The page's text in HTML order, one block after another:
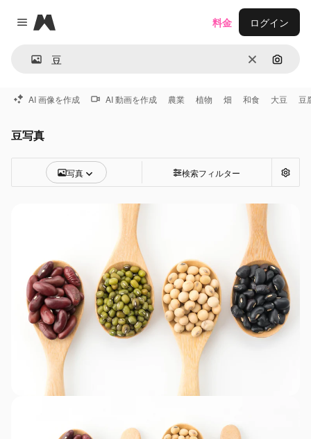
Close menu
Magnific
消去 画像で
料金 ログイン
AI 画像を作成 AI 動画を作成 農業 植物 畑 和食 大豆 豆
豆写真
写真 検索フィルター